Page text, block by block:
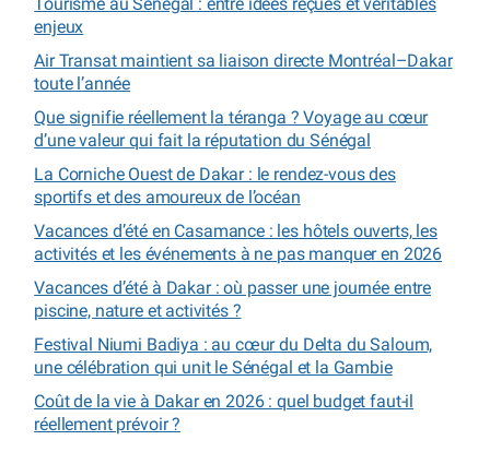
enjeux
Air Transat maintient sa liaison directe Montréal–Dakar
toute l’année
Que signifie réellement la téranga ? Voyage au cœur
d’une valeur qui fait la réputation du Sénégal
La Corniche Ouest de Dakar : le rendez-vous des
sportifs et des amoureux de l’océan
Vacances d’été en Casamance : les hôtels ouverts, les
activités et les événements à ne pas manquer en 2026
Vacances d’été à Dakar : où passer une journée entre
piscine, nature et activités ?
Festival Niumi Badiya : au cœur du Delta du Saloum,
une célébration qui unit le Sénégal et la Gambie
Coût de la vie à Dakar en 2026 : quel budget faut-il
réellement prévoir ?